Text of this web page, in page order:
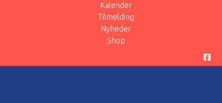
Kalender
Tilmelding
Nyheder
Shop